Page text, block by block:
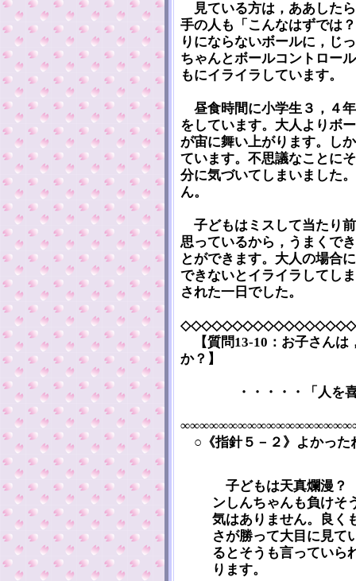
見ている方は，ああした
手の人も「こんなはずでは
りにならないボールに，じ
ちゃんとボールコントロー
もにイライラしています。
昼食時間に小学生３，４
をしています。大人よりボ
が宙に舞い上がります。し
ています。不思議なことに
分に気づいてしまいました
ん。
子どもはミスして当たり
思っているから，うまくで
とができます。大人の場合
できないとイライラしてし
された一日でした。
【質問13-10：お子さんは
か？】
・・・・・「人を
○《指針５－２》よかった
子どもは天真爛漫？
ンしんちゃんも負け
気はありません。良く
さが勝って大目に見て
るとそうも言っていら
ります。